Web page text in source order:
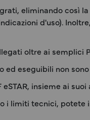
eliminando così
d'uso).
oltre ai semplici
eseguibili non
insieme ai
i limiti tecnici, potete